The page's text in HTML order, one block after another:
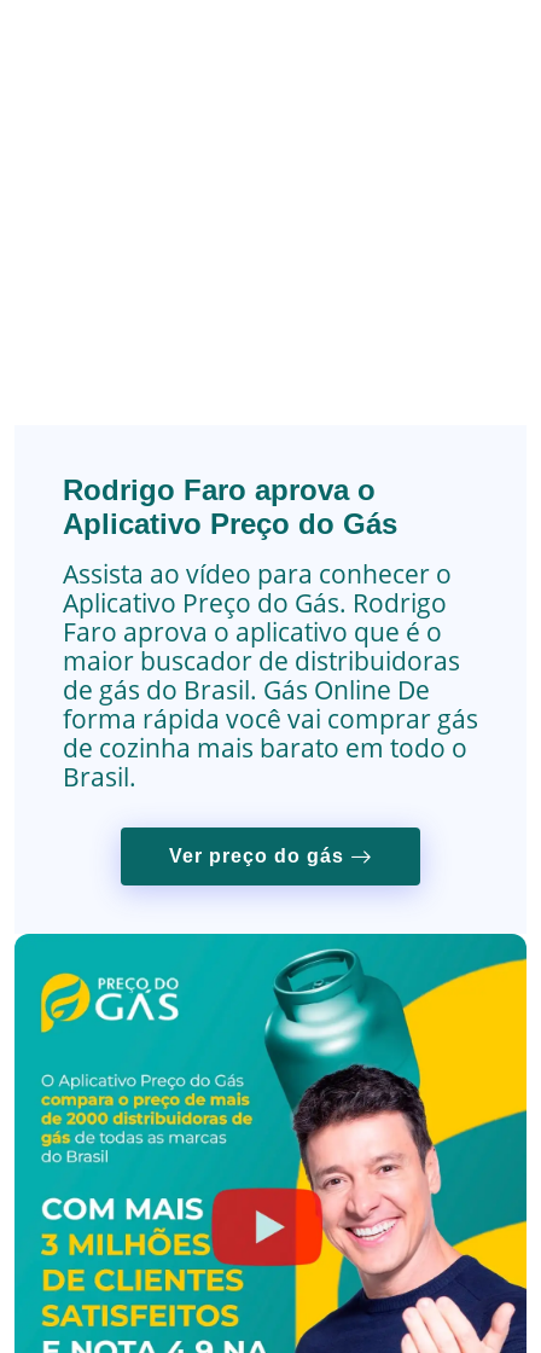
Rodrigo Faro aprova o
Aplicativo Preço do Gás
Assista ao vídeo para conhecer o
Aplicativo Preço do Gás. Rodrigo
Faro aprova o aplicativo que é o
maior buscador de distribuidoras
de gás do Brasil. Gás Online De
forma rápida você vai comprar gás
de cozinha mais barato em todo o
Brasil.
Ver preço do gás